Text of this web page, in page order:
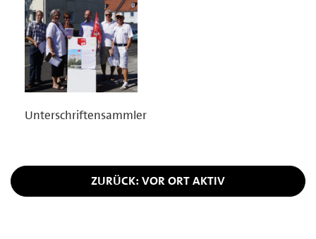
Unterschriftensammler
ZURÜCK: VOR ORT AKTIV